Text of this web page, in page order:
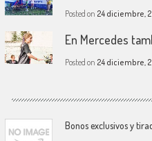
Posted on 24 diciembre,
En Mercedes
Posted on 24 diciembre,
Bonos exclusivos y